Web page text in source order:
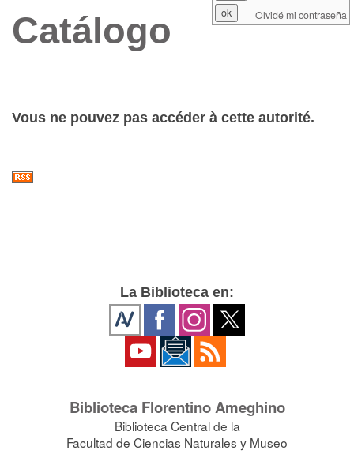
Catálogo
Vous ne pouvez pas accéder à cette autorité.
Olvidé mi contraseña
La Biblioteca en:
Biblioteca Florentino Ameghino
Biblioteca Central de la
Facultad de Ciencias Naturales y Museo